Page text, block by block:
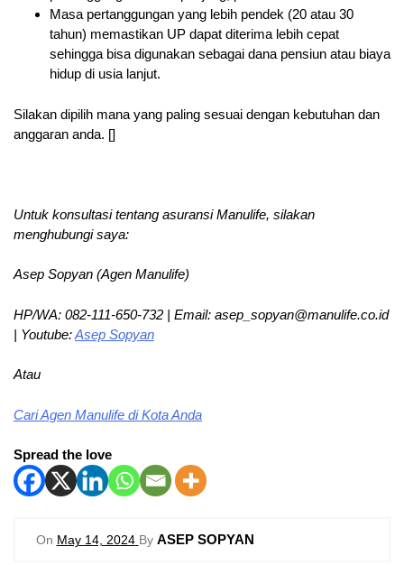
Masa pertanggungan yang lebih pendek (20 atau 30
tahun) memastikan UP dapat diterima lebih cepat
sehingga bisa digunakan sebagai dana pensiun atau biaya
hidup di usia lanjut.
Silakan dipilih mana yang paling sesuai dengan kebutuhan dan
anggaran anda. []
Untuk konsultasi tentang asuransi Manulife, silakan
menghubungi saya:
Asep Sopyan (Agen Manulife)
HP/WA: 082-111-650-732 | Email: asep_sopyan@manulife.co.id
| Youtube:Asep Sopyan
Atau
Cari Agen Manulife di Kota Anda
Spread the love
On May 14, 2024 By ASEP SOPYAN